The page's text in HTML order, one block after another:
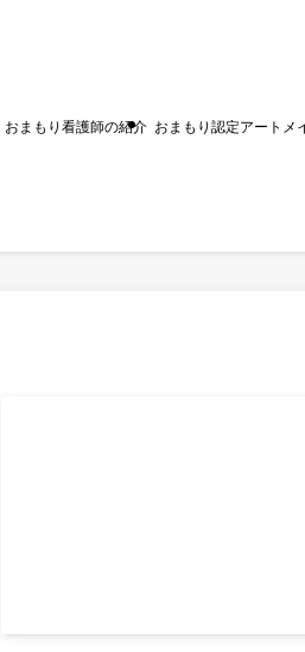
おまもり看護師の紹介 おまもり認定アートメ